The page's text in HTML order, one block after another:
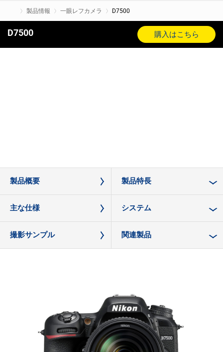
製品情報 一眼レフカメラ D7500
D7500 購入はこちら
製品概要 製品特長
主な仕様 システム
撮影サンプル 関連製品